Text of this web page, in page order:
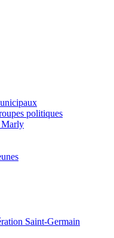
politiques
Marly
Saint-Germain